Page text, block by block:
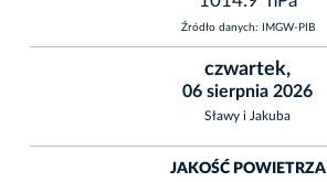
Źródło danych: IMGW-PIB
czwartek,
06 sierpnia 2026
Sławy i Jakuba
JAKOŚĆ POWIETRZA